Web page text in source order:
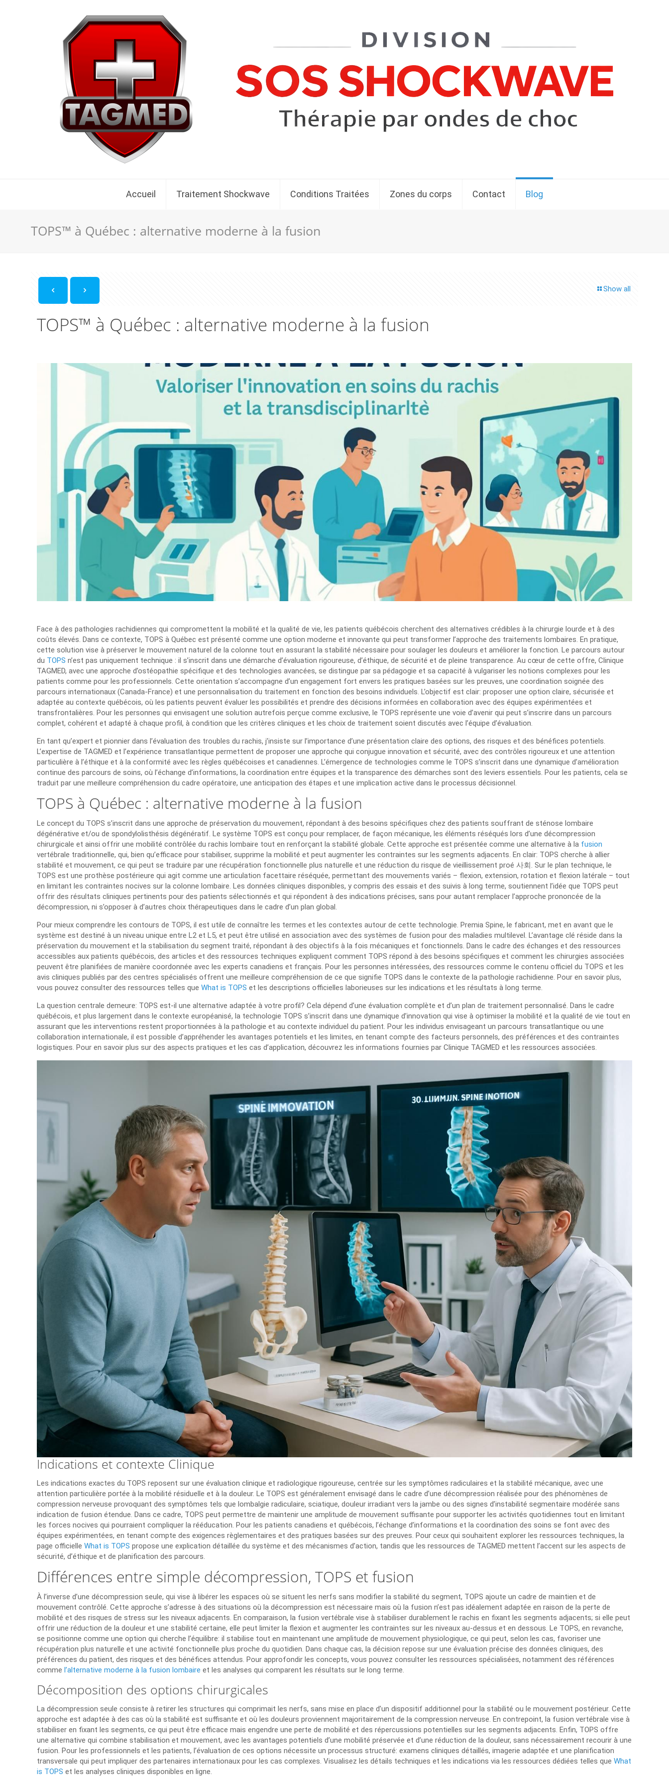
Accueil Traitement Shockwave Conditions Traitées Zones du corps Contact Blog
TOPS™ à Québec : alternative moderne à la fusion
Show all
TOPS™ à Québec : alternative moderne à la fusion
Face à des pathologies rachidiennes qui compromettent la mobilité et la qualité de vie, les patients québécois cherchent des alternatives crédibles à la chirurgie lourde et à des
coûts élevés. Dans ce contexte, TOPS à Québec est présenté comme une option moderne et innovante qui peut transformer l’approche des traitements lombaires. En pratique,
cette solution vise à préserver le mouvement naturel de la colonne tout en assurant la stabilité nécessaire pour soulager les douleurs et améliorer la fonction. Le parcours autour
du TOPS n’est pas uniquement technique : il s’inscrit dans une démarche d’évaluation rigoureuse, d’éthique, de sécurité et de pleine transparence. Au cœur de cette offre, Clinique
TAGMED, avec une approche d’ostéopathie spécifique et des technologies avancées, se distingue par sa pédagogie et sa capacité à vulgariser les notions complexes pour les
patients comme pour les professionnels. Cette orientation s’accompagne d’un engagement fort envers les pratiques basées sur les preuves, une coordination soignée des
parcours internationaux (Canada-France) et une personnalisation du traitement en fonction des besoins individuels. L’objectif est clair: proposer une option claire, sécurisée et
adaptée au contexte québécois, où les patients peuvent évaluer les possibilités et prendre des décisions informées en collaboration avec des équipes expérimentées et
transfrontalières. Pour les personnes qui envisagent une solution autrefois perçue comme exclusive, le TOPS représente une voie d’avenir qui peut s’inscrire dans un parcours
complet, cohérent et adapté à chaque profil, à condition que les critères cliniques et les choix de traitement soient discutés avec l’équipe d’évaluation.
En tant qu’expert et pionnier dans l’évaluation des troubles du rachis, j’insiste sur l’importance d’une présentation claire des options, des risques et des bénéfices potentiels.
L’expertise de TAGMED et l’expérience transatlantique permettent de proposer une approche qui conjugue innovation et sécurité, avec des contrôles rigoureux et une attention
particulière à l’éthique et à la conformité avec les règles québécoises et canadiennes. L’émergence de technologies comme le TOPS s’inscrit dans une dynamique d’amélioration
continue des parcours de soins, où l’échange d’informations, la coordination entre équipes et la transparence des démarches sont des leviers essentiels. Pour les patients, cela se
traduit par une meilleure compréhension du cadre opératoire, une anticipation des étapes et une implication active dans le processus décisionnel.
TOPS à Québec : alternative moderne à la fusion
Le concept du TOPS s’inscrit dans une approche de préservation du mouvement, répondant à des besoins spécifiques chez des patients souffrant de sténose lombaire
dégénérative et/ou de spondylolisthésis dégénératif. Le système TOPS est conçu pour remplacer, de façon mécanique, les éléments réséqués lors d’une décompression
chirurgicale et ainsi offrir une mobilité contrôlée du rachis lombaire tout en renforçant la stabilité globale. Cette approche est présentée comme une alternative à la fusion
vertébrale traditionnelle, qui, bien qu’efficace pour stabiliser, supprime la mobilité et peut augmenter les contraintes sur les segments adjacents. En clair: TOPS cherche à allier
stabilité et mouvement, ce qui peut se traduire par une récupération fonctionnelle plus naturelle et une réduction du risque de vieillissement proé 사회. Sur le plan technique, le
TOPS est une prothèse postérieure qui agit comme une articulation facettaire réséquée, permettant des mouvements variés – flexion, extension, rotation et flexion latérale – tout
en limitant les contraintes nocives sur la colonne lombaire. Les données cliniques disponibles, y compris des essais et des suivis à long terme, soutiennent l’idée que TOPS peut
offrir des résultats cliniques pertinents pour des patients sélectionnés et qui répondent à des indications précises, sans pour autant remplacer l’approche prononcée de la
décompression, ni s’opposer à d’autres choix thérapeutiques dans le cadre d’un plan global.
Pour mieux comprendre les contours de TOPS, il est utile de connaître les termes et les contextes autour de cette technologie. Premia Spine, le fabricant, met en avant que le
système est destiné à un niveau unique entre L2 et L5, et peut être utilisé en association avec des systèmes de fusion pour des maladies multilevel. L’avantage clé réside dans la
préservation du mouvement et la stabilisation du segment traité, répondant à des objectifs à la fois mécaniques et fonctionnels. Dans le cadre des échanges et des ressources
accessibles aux patients québécois, des articles et des ressources techniques expliquent comment TOPS répond à des besoins spécifiques et comment les chirurgies associées
peuvent être planifiées de manière coordonnée avec les experts canadiens et français. Pour les personnes intéressées, des ressources comme le contenu officiel du TOPS et les
avis cliniques publiés par des centres spécialisés offrent une meilleure compréhension de ce que signifie TOPS dans le contexte de la pathologie rachidienne. Pour en savoir plus,
vous pouvez consulter des ressources telles queWhat is TOPS et les descriptions officielles laborieuses sur les indications et les résultats à long terme.
La question centrale demeure: TOPS est-il une alternative adaptée à votre profil? Cela dépend d’une évaluation complète et d’un plan de traitement personnalisé. Dans le cadre
québécois, et plus largement dans le contexte européanisé, la technologie TOPS s’inscrit dans une dynamique d’innovation qui vise à optimiser la mobilité et la qualité de vie tout en
assurant que les interventions restent proportionnées à la pathologie et au contexte individuel du patient. Pour les individus envisageant un parcours transatlantique ou une
collaboration internationale, il est possible d’appréhender les avantages potentiels et les limites, en tenant compte des facteurs personnels, des préférences et des contraintes
logistiques. Pour en savoir plus sur des aspects pratiques et les cas d’application, découvrez les informations fournies par Clinique TAGMED et les ressources associées.
Indications et contexte Clinique
Les indications exactes du TOPS reposent sur une évaluation clinique et radiologique rigoureuse, centrée sur les symptômes radiculaires et la stabilité mécanique, avec une
attention particulière portée à la mobilité résiduelle et à la douleur. Le TOPS est généralement envisagé dans le cadre d’une décompression réalisée pour des phénomènes de
compression nerveuse provoquant des symptômes tels que lombalgie radiculaire, sciatique, douleur irradiant vers la jambe ou des signes d’instabilité segmentaire modérée sans
indication de fusion étendue. Dans ce cadre, TOPS peut permettre de maintenir une amplitude de mouvement suffisante pour supporter les activités quotidiennes tout en limitant
les forces nocives qui pourraient compliquer la rééducation. Pour les patients canadiens et québécois, l’échange d’informations et la coordination des soins se font avec des
équipes expérimentées, en tenant compte des exigences règlementaires et des pratiques basées sur des preuves. Pour ceux qui souhaitent explorer les ressources techniques, la
page officielleWhat is TOPS propose une explication détaillée du système et des mécanismes d’action, tandis que les ressources de TAGMED mettent l’accent sur les aspects de
sécurité, d’éthique et de planification des parcours.
Différences entre simple décompression, TOPS et fusion
À l’inverse d’une décompression seule, qui vise à libérer les espaces où se situent les nerfs sans modifier la stabilité du segment, TOPS ajoute un cadre de maintien et de
mouvement contrôlé. Cette approche s’adresse à des situations où la décompression est nécessaire mais où la fusion n’est pas idéalement adaptée en raison de la perte de
mobilité et des risques de stress sur les niveaux adjacents. En comparaison, la fusion vertébrale vise à stabiliser durablement le rachis en fixant les segments adjacents; si elle peut
offrir une réduction de la douleur et une stabilité certaine, elle peut limiter la flexion et augmenter les contraintes sur les niveaux au-dessus et en dessous. Le TOPS, en revanche,
se positionne comme une option qui cherche l’équilibre: il stabilise tout en maintenant une amplitude de mouvement physiologique, ce qui peut, selon les cas, favoriser une
récupération plus naturelle et une activité fonctionnelle plus proche du quotidien. Dans chaque cas, la décision repose sur une évaluation précise des données cliniques, des
préférences du patient, des risques et des bénéfices attendus. Pour approfondir les concepts, vous pouvez consulter les ressources spécialisées, notamment des références
comme l’alternative moderne à la fusion lombaire et les analyses qui comparent les résultats sur le long terme.
Décomposition des options chirurgicales
La décompression seule consiste à retirer les structures qui comprimait les nerfs, sans mise en place d’un dispositif additionnel pour la stabilité ou le mouvement postérieur. Cette
approche est adaptée à des cas où la stabilité est suffisante et où les douleurs proviennent majoritairement de la compression nerveuse. En contrepoint, la fusion vertébrale vise à
stabiliser en fixant les segments, ce qui peut être efficace mais engendre une perte de mobilité et des répercussions potentielles sur les segments adjacents. Enfin, TOPS offre
une alternative qui combine stabilisation et mouvement, avec les avantages potentiels d’une mobilité préservée et d’une réduction de la douleur, sans nécessairement recourir à une
fusion. Pour les professionnels et les patients, l’évaluation de ces options nécessite un processus structuré: examens cliniques détaillés, imagerie adaptée et une planification
transversale qui peut impliquer des partenaires internationaux pour les cas complexes. Visualisez les détails techniques et les indications via les ressources dédiées telles queWhat
is TOPS et les analyses cliniques disponibles en ligne.